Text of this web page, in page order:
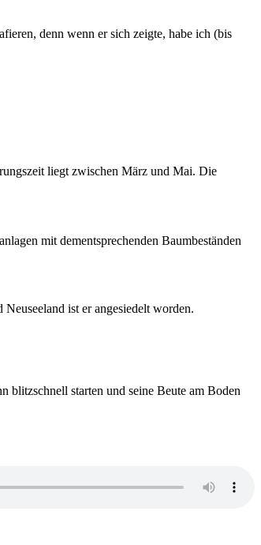
denn wenn er sich zeigte, habe ich (bis
liegt zwischen März und Mai. Die
mit dementsprechenden Baumbeständen
ist er angesiedelt worden.
starten und seine Beute am Boden